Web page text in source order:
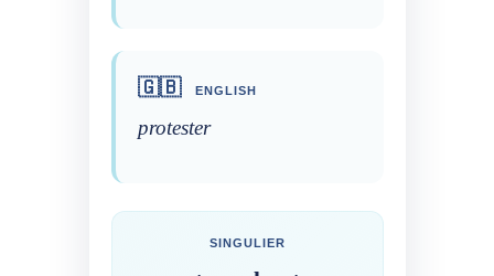
🇬🇧 ENGLISH
protester
SINGULIER